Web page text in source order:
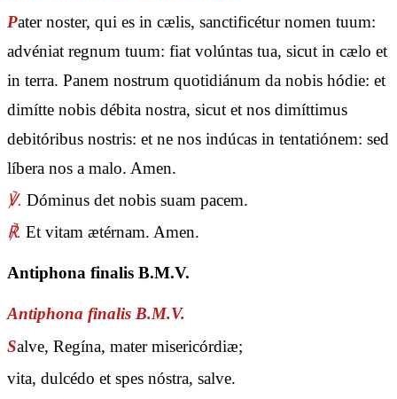
Pater noster, qui es in cælis, sanctificétur nomen tuum:
advéniat regnum tuum: fiat volúntas tua, sicut in cælo et
in terra. Panem nostrum quotidiánum da nobis hódie: et
dimítte nobis débita nostra, sicut et nos dimíttimus
debitóribus nostris: et ne nos indúcas in tentatiónem: sed
líbera nos a malo. Amen.
℣. Dóminus det nobis suam pacem.
℟. Et vitam ætérnam. Amen.
Antiphona finalis B.M.V.
Antiphona finalis B.M.V.
Salve, Regína, mater misericórdiæ;
vita, dulcédo et spes nóstra, salve.